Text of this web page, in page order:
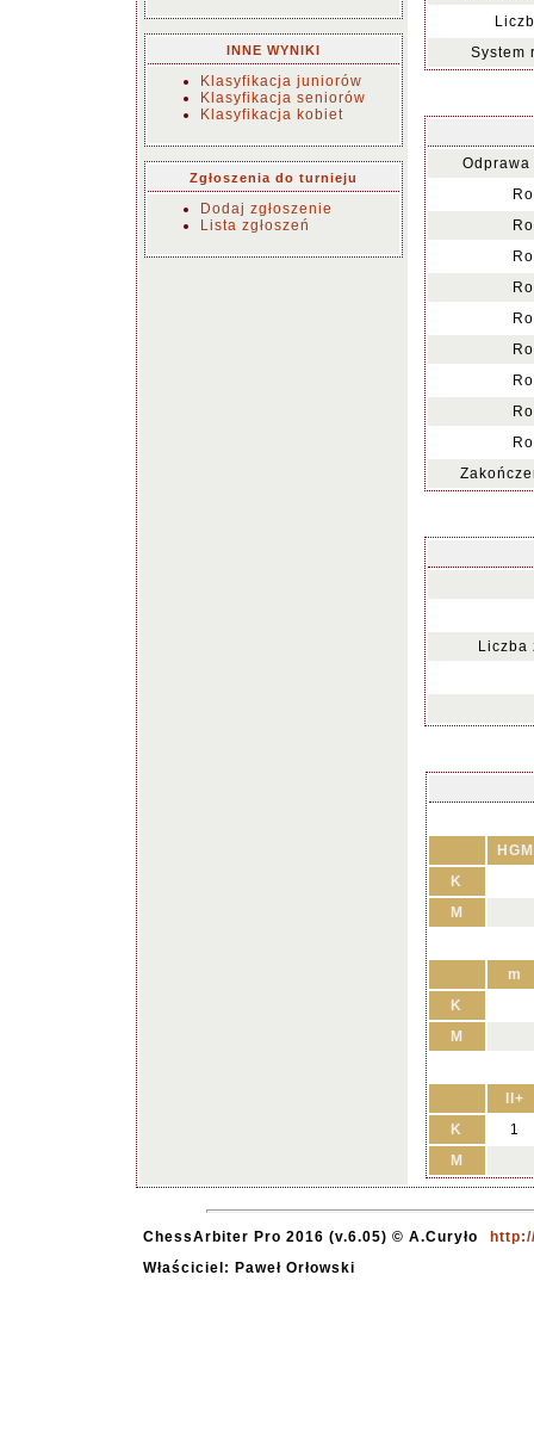
INNE WYNIKI
Klasyfikacja juniorów
Klasyfikacja seniorów
Klasyfikacja kobiet
Zgłoszenia do turnieju
Dodaj zgłoszenie
Lista zgłoszeń
System
Liczba
HGM
K
M
m
K
M
II+
K
1
M
ChessArbiter Pro 2016 (v.6.05) © A.Curyło
Właściciel: Paweł Orłowski